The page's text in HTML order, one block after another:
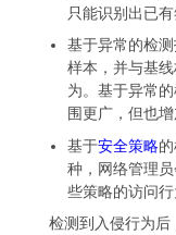
只能识别出已
基于异常的检
样本，并与基
为。基于异常
围更广，但也增
基于安全策略
种，网络管理
些策略的访问行
检测到入侵行为后